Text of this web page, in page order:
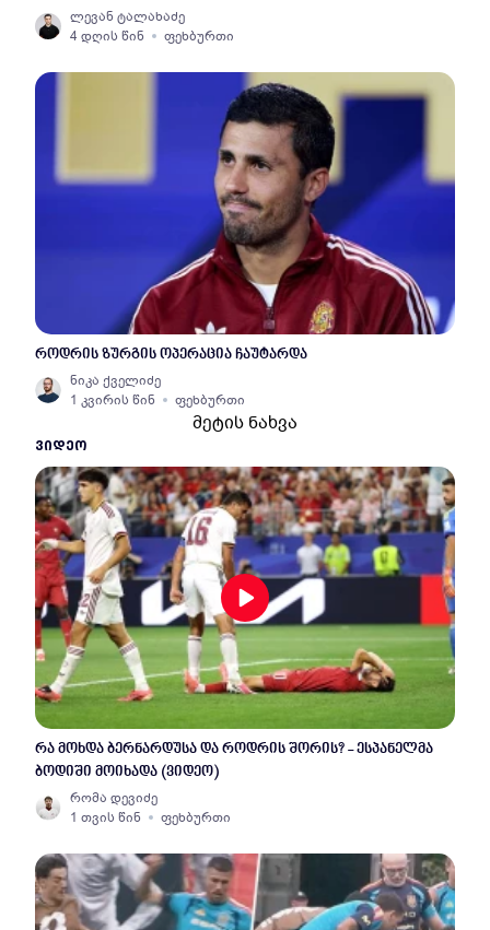
ლევან ტალახაძე
4 დღის წინ
ფეხბურთი
როდრის ზურგის ოპერაცია ჩაუტარდა
ნიკა ქველიძე
1 კვირის წინ
ფეხბურთი
მეტის ნახვა
ᲕᲘᲓᲔᲝ
რა მოხდა ბერნარდუსა და როდრის შორის? - ესპანელმა
ბოდიში მოიხადა (ვიდეო)
რომა დევიძე
1 თვის წინ
ფეხბურთი